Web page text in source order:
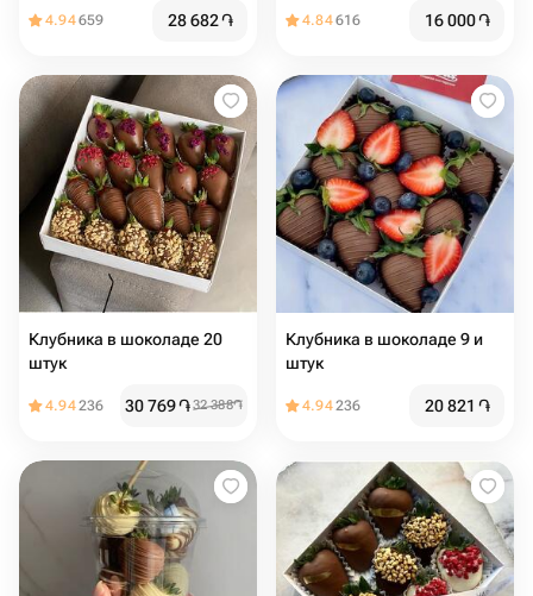
4.94659 28 682֏ 4.84616 16 000֏
Клубника в шоколаде 20
штук
4.94236 30 769֏32 388֏
Клубника в шоколаде 9 и
штук
4.94236 20 821 ֏